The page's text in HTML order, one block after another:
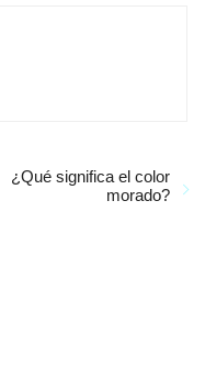
¿Qué significa el color
morado?